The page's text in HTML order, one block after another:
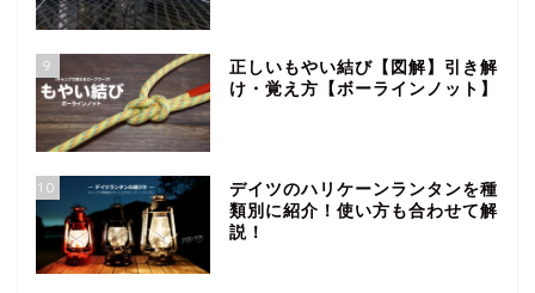
9
正しいもやい結び【図解】引き解
け・覚え方【ボーラインノット】
10
デイツのハリケーンランタンを種
類別に紹介！使い方も合わせて解
説！